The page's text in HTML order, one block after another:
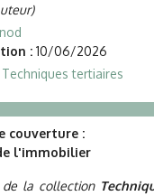
: 10/06/2026
Techniques tertiaires
couverture :
l'immobilier
de la collection